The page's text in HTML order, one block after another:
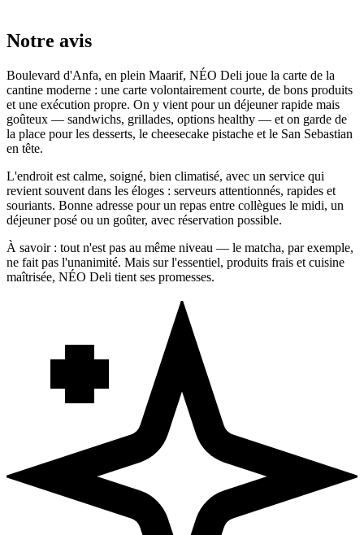
Notre avis
Boulevard d'Anfa, en plein Maarif, NÉO Deli joue la carte de la
cantine moderne : une carte volontairement courte, de bons produits
et une exécution propre. On y vient pour un déjeuner rapide mais
goûteux — sandwichs, grillades, options healthy — et on garde de
la place pour les desserts, le cheesecake pistache et le San Sebastian
en tête.
L'endroit est calme, soigné, bien climatisé, avec un service qui
revient souvent dans les éloges : serveurs attentionnés, rapides et
souriants. Bonne adresse pour un repas entre collègues le midi, un
déjeuner posé ou un goûter, avec réservation possible.
À savoir : tout n'est pas au même niveau — le matcha, par exemple,
ne fait pas l'unanimité. Mais sur l'essentiel, produits frais et cuisine
maîtrisée, NÉO Deli tient ses promesses.